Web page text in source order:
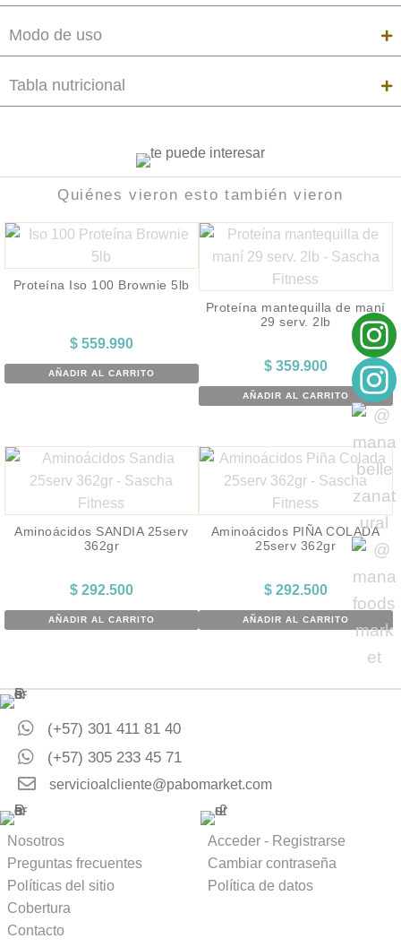
Modo de uso
Tabla nutricional
Quiénes vieron esto también vieron
Proteína Iso 100 Brownie 5lb
$559.990
AÑADIR AL CARRITO
Proteína mantequilla de maní
29 serv. 2lb
$359.900
AÑADIR AL CARRITO
Aminoácidos SANDIA 25serv
362gr
$292.500
AÑADIR AL CARRITO
Aminoácidos PIÑA COLADA
25serv 362gr
$292.500
AÑADIR AL CARRITO
(+57) 301 411 81 40
(+57) 305 233 45 71
servicioalcliente@pabomarket.com
Nosotros
Preguntas frecuentes
Políticas del sitio
Cobertura
Contacto
Acceder - Registrarse
Cambiar contraseña
Política de datos